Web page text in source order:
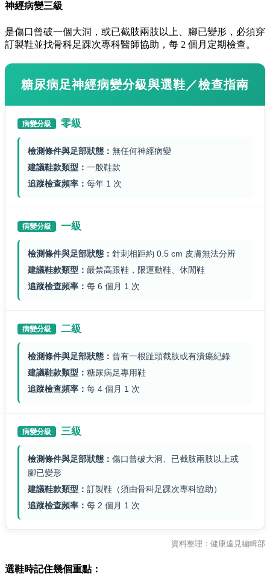
神經病變三級
是傷口曾破一個大洞，或已截肢兩肢以上、腳已變形，必須穿
訂製鞋並找骨科足踝次專科醫師協助，每 2 個月定期檢查。
糖尿病足神經病變分級與選鞋／檢查指南
病變分級 零級
檢測條件與足部狀態： 無任何神經病變
建議鞋款類型： 一般鞋款
追蹤檢查頻率： 每年 1 次
病變分級 一級
檢測條件與足部狀態： 針刺相距約 0.5 cm 皮膚無法分辨
建議鞋款類型： 嚴禁高跟鞋，限運動鞋、休閒鞋
追蹤檢查頻率： 每 6 個月 1 次
病變分級 二級
檢測條件與足部狀態： 曾有一根趾頭截肢或有潰瘍紀錄
建議鞋款類型： 糖尿病足專用鞋
追蹤檢查頻率： 每 4 個月 1 次
病變分級 三級
檢測條件與足部狀態： 傷口曾破大洞、已截肢兩肢以上或
腳已變形
建議鞋款類型： 訂製鞋（須由骨科足踝次專科協助）
追蹤檢查頻率： 每 2 個月 1 次
資料整理：健康遠見編輯部
選鞋時記住幾個重點：